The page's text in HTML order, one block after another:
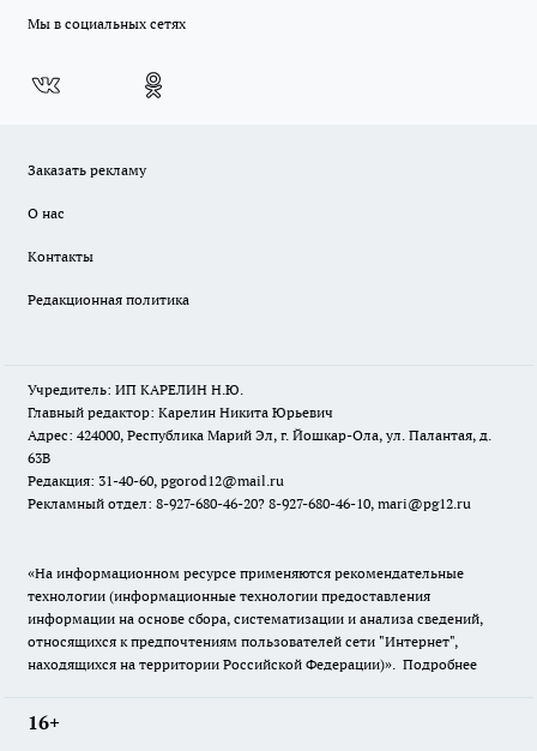
Мы в социальных сетях
Заказать рекламу
О нас
Контакты
Редакционная политика
Учредитель: ИП КАРЕЛИН Н.Ю.
Главный редактор: Карелин Никита Юрьевич
Адрес: 424000, Республика Марий Эл, г. Йошкар-Ола, ул. Палантая, д.
63В
Редакция: 31-40-60, pgorod12@mail.ru
Рекламный отдел: 8-927-680-46-20? 8-927-680-46-10, mari@pg12.ru
«На информационном ресурсе применяются рекомендательные
технологии (информационные технологии предоставления
информации на основе сбора, систематизации и анализа сведений,
относящихся к предпочтениям пользователей сети "Интернет",
находящихся на территории Российской Федерации)». Подробнее
16+